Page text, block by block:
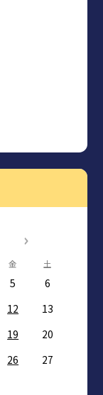
金 土
5
6
12
13
19
20
26
27